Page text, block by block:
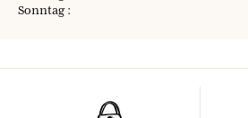
Sonntag :